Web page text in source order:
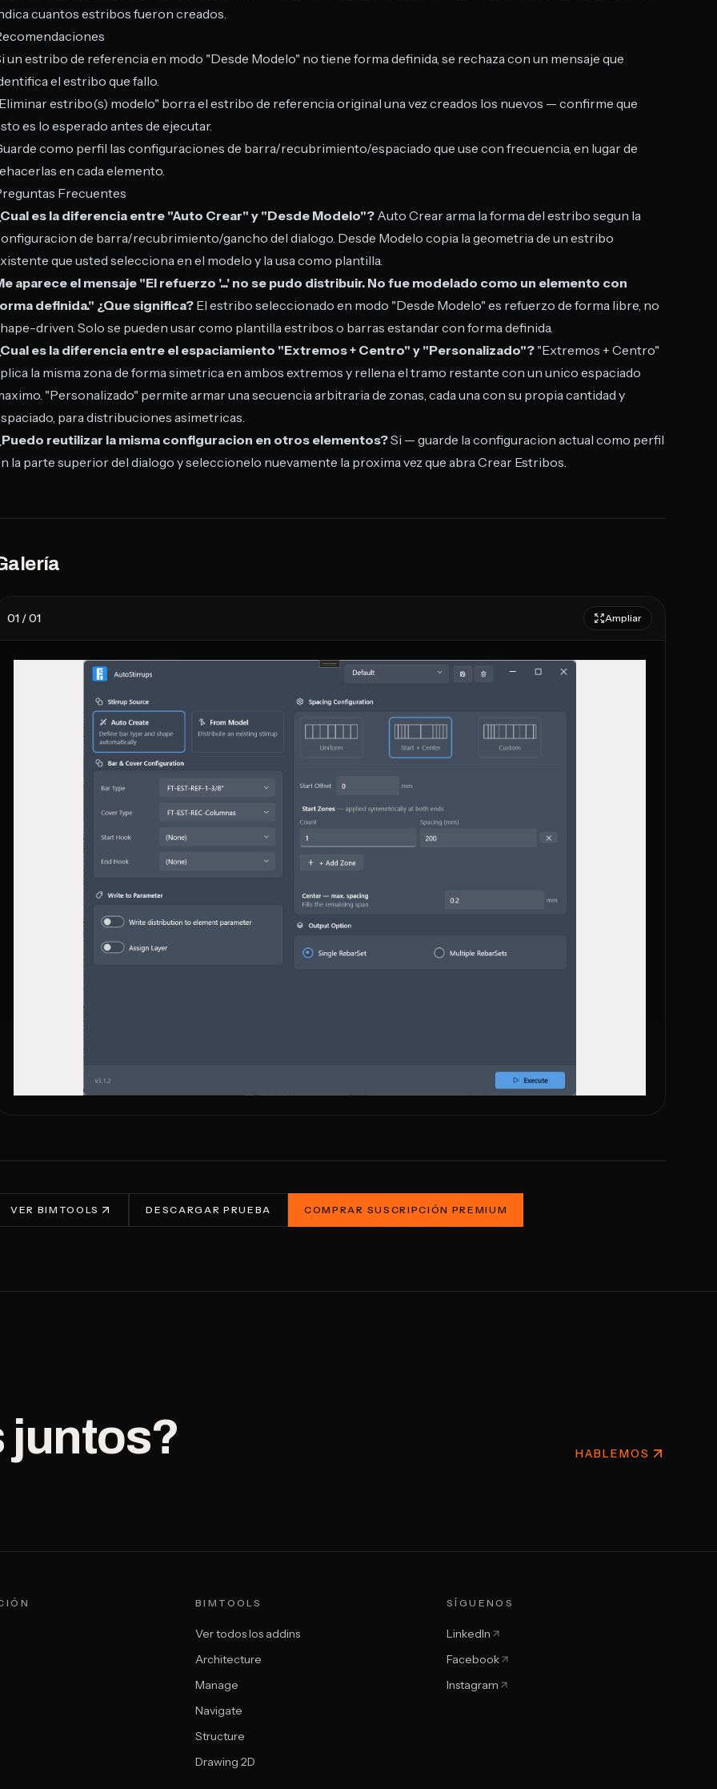
cuantos estribos fueron creados.
un estribo de referencia en modo "Desde Modelo" no tiene forma definida, se rechaza con un mensaje que
el estribo que fallo.
estribo(s) modelo" borra el estribo de referencia original una vez creados los nuevos — confirme que
es lo esperado antes de ejecutar.
como perfil las configuraciones de barra/recubrimiento/espaciado que use con frecuencia, en lugar de
en cada elemento.
Frecuentes
es la diferencia entre "Auto Crear" y "Desde Modelo"? Auto Crear arma la forma del estribo segun la
de barra/recubrimiento/gancho del dialogo. Desde Modelo copia la geometria de un estribo
que usted selecciona en el modelo y la usa como plantilla.
aparece el mensaje "El refuerzo '...' no se pudo distribuir. No fue modelado como un elemento con
definida." ¿Que significa? El estribo seleccionado en modo "Desde Modelo" es refuerzo de forma libre, no
driven. Solo se pueden usar como plantilla estribos o barras estandar con forma definida.
es la diferencia entre el espaciamiento "Extremos + Centro" y "Personalizado"? "Extremos + Centro"
la misma zona de forma simetrica en ambos extremos y rellena el tramo restante con un unico espaciado
"Personalizado" permite armar una secuencia arbitraria de zonas, cada una con su propia cantidad y
para distribuciones asimetricas.
reutilizar la misma configuracion en otros elementos?Si — guarde la configuracion actual como perfil
la parte superior del dialogo y seleccionelo nuevamente la proxima vez que abra Crear Estribos.
01 /01 Ampliar
VER BIMTOOLS DESCARGAR PRUEBA COMPRAR SUSCRIPCIÓN PREMIUM
juntos? HABLEMOS
BIMTOOLS
Ver todos los addins
Architecture
Manage
Navigate
Structure
Drawing 2D
SÍGUENOS
LinkedIn
Facebook
Instagram